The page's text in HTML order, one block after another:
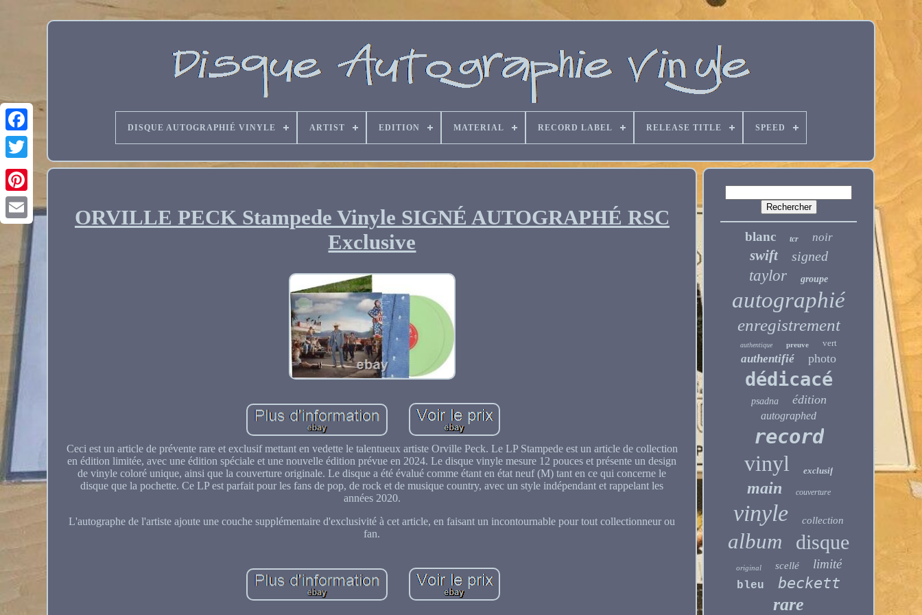
Email
DISQUE AUTOGRAPHIÉ VINYLE ARTIST EDITION MATERIAL RECORD LABEL RELEASE TITLE SPEED
ORVILLE PECK Stampede Vinyle SIGNÉ AUTOGRAPHÉ RSC
Exclusive
Ceci est un article de prévente rare et exclusif mettant en vedette le talentueux artiste Orville Peck. Le LP Stampede est un article de collection
en édition limitée, avec une édition spéciale et une nouvelle édition prévue en 2024. Le disque vinyle mesure 12 pouces et présente un design
de vinyle coloré unique, ainsi que la couverture originale. Le disque a été évalué comme étant en état neuf (M) tant en ce qui concerne le
disque que la pochette. Ce LP est parfait pour les fans de pop, de rock et de musique country, avec un style indépendant et rappelant les
années 2020.
L'autographe de l'artiste ajoute une couche supplémentaire d'exclusivité à cet article, en faisant un incontournable pour tout collectionneur ou
fan.
blanc tcr noir
swift signed
taylor groupe
autographié
enregistrement
authentique preuve vert
authentifié photo
dédicacé
psadna édition
autographed
record
vinyl exclusif
main couverture
vinyle collection
album disque
original scellé limité
bleu beckett
rare